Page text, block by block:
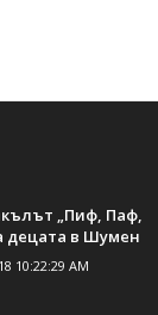
„Пиф, Паф,
децата в Шумен
10:22:29 AM